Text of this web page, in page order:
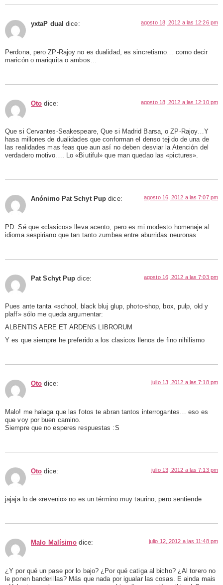
yxtaP dual dice: agosto 18, 2012 a las 12:26 pm
Perdona, pero ZP-Rajoy no es dualidad, es sincretismo… como decir
maricón o mariquita o ambos…
Oto dice: agosto 18, 2012 a las 12:10 pm
Que si Cervantes-Seakespeare, Que si Madrid Barsa, o ZP-Rajoy…Y
hasa millones de dualidades que conforman el denso tejido de una de
las realidades mas feas que aun así no deben desviar la Atención del
verdadero motivo…. Lo «Biutiful» que man quedao las «pictures».
Anónimo Pat Schyt Pup dice: agosto 16, 2012 a las 7:07 pm
PD: Sé que «clasicos» lleva acento, pero es mi modesto homenaje al
idioma sespiriano que tan tanto zumbea entre aburridas neuronas
Pat Schyt Pup dice: agosto 16, 2012 a las 7:03 pm
Pues ante tanta «school, black bluj glup, photo-shop, box, pulp, old y
plaff» sólo me queda argumentar:
ALBENTIS AERE ET ARDENS LIBRORUM
Y es que siempre he preferido a los clasicos llenos de fino nihilismo
Oto dice: julio 13, 2012 a las 7:18 pm
Malo! me halaga que las fotos te abran tantos interrogantes… eso es
que voy por buen camino.
Siempre que no esperes respuestas :S
Oto dice: julio 13, 2012 a las 7:13 pm
jajaja lo de «revenio» no es un término muy taurino, pero sentiende
Malo Malísimo dice: julio 12, 2012 a las 11:48 pm
¿Y por qué un pase por lo bajo? ¿Por qué catiga al bicho? ¿Al torero no
le ponen banderillas? Más que nada por igualar las cosas. E ainda mais